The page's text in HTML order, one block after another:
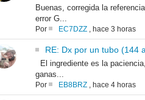
Buenas, corregida la
error G...
Por EC7DZZ, hace 3 horas
RE: Dx por un tubo (144
El ingrediente es la
ganas...
Por EB8BRZ, hace 4 horas